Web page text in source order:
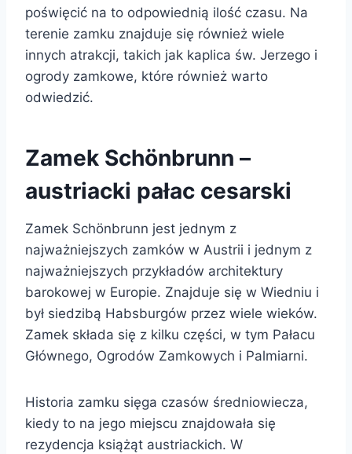
poświęcić na to odpowiednią ilość czasu. Na
terenie zamku znajduje się również wiele
innych atrakcji, takich jak kaplica św. Jerzego i
ogrody zamkowe, które również warto
odwiedzić.
Zamek Schönbrunn –
austriacki pałac cesarski
Zamek Schönbrunn jest jednym z
najważniejszych zamków w Austrii i jednym z
najważniejszych przykładów architektury
barokowej w Europie. Znajduje się w Wiedniu i
był siedzibą Habsburgów przez wiele wieków.
Zamek składa się z kilku części, w tym Pałacu
Głównego, Ogrodów Zamkowych i Palmiarni.
Historia zamku sięga czasów średniowiecza,
kiedy to na jego miejscu znajdowała się
rezydencja książąt austriackich. W